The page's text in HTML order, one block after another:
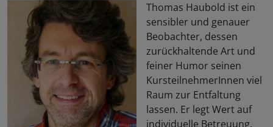
Thomas Haubold ist ein
sensibler und genauer
Beobachter, dessen
zurückhaltende Art und
feiner Humor seinen
KursteilnehmerInnen viel
Raum zur Entfaltung
lassen. Er legt Wert auf
individuelle Betreuung.